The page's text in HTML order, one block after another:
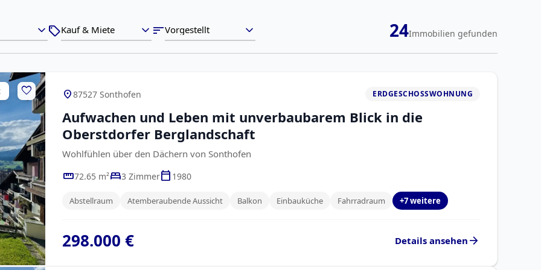
sell sort 24Immobilien gefunden
favorite location_on87527 Sonthofen ERDGESCHOSSWOHNUNG
Aufwachen und Leben mit unverbaubarem Blick in die
Oberstdorfer Berglandschaft
Wohlfühlen über den Dächern von Sonthofen
straighten72.65 m²bed3 Zimmercalendar_today 1980
Abstellraum Atemberaubende Aussicht Balkon Einbauküche Fahrradraum +7 weitere
298.000 € Details ansehen arrow_forward